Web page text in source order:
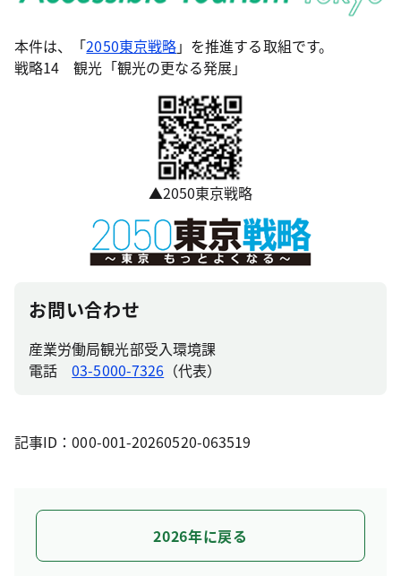
本件は、「2050東京戦略」を推進する取組です。
戦略14 観光「観光の更なる発展」
▲2050東京戦略
お問い合わせ
産業労働局観光部受入環境課
電話03-5000-7326 （代表）
記事ID：000-001-20260520-063519
2026年に戻る